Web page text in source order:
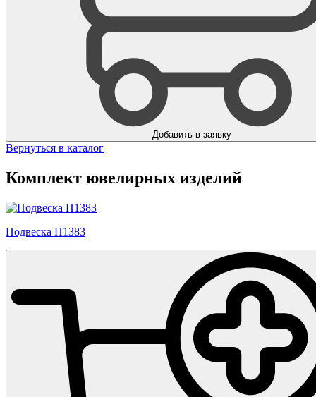
Добавить в заявку
Вернуться в каталог
Комплект ювелирных изделий
Подвеска П1383